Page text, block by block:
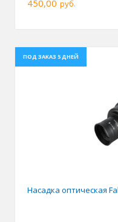
450,00 руб.
ПОД ЗАКАЗ 5 ДНЕЙ
Насадка оптическая